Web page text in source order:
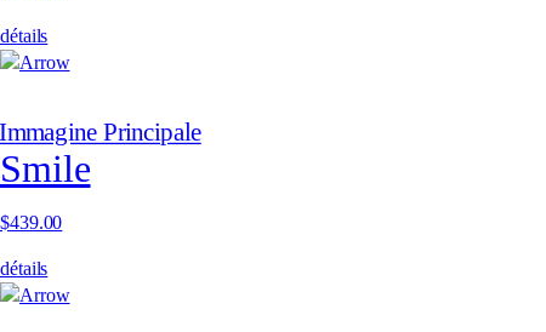
détails
Smile
$439.00
détails